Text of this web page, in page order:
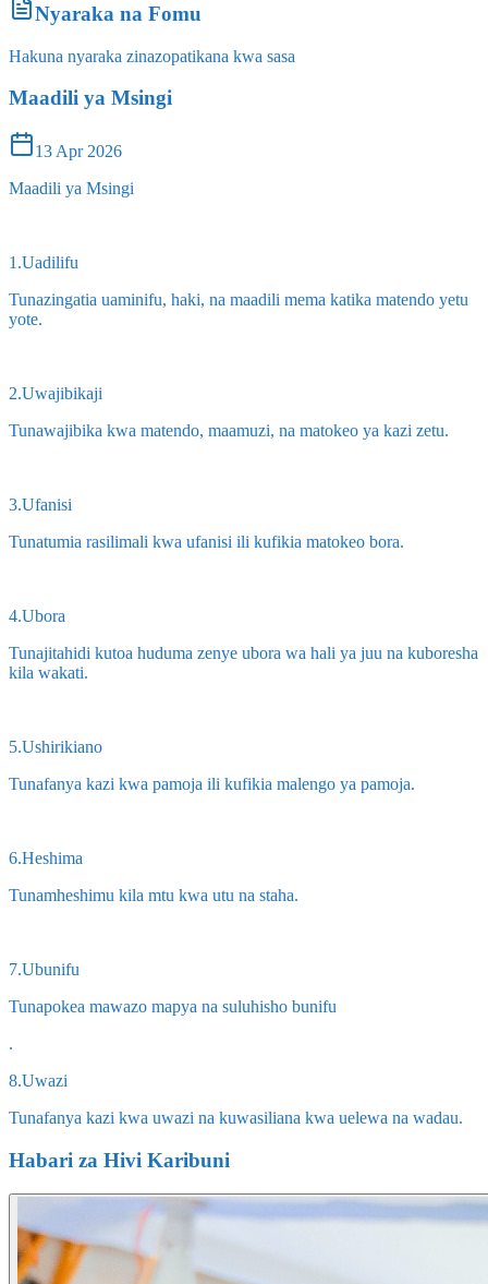
Nyaraka na Fomu
Hakuna nyaraka zinazopatikana kwa sasa
Maadili ya Msingi
13 Apr 2026
Maadili ya Msingi
1.Uadilifu
Tunazingatia uaminifu, haki, na maadili mema katika matendo yetu
yote.
2.Uwajibikaji
Tunawajibika kwa matendo, maamuzi, na matokeo ya kazi zetu.
3.Ufanisi
Tunatumia rasilimali kwa ufanisi ili kufikia matokeo bora.
4.Ubora
Tunajitahidi kutoa huduma zenye ubora wa hali ya juu na kuboresha
kila wakati.
5.Ushirikiano
Tunafanya kazi kwa pamoja ili kufikia malengo ya pamoja.
6.Heshima
Tunamheshimu kila mtu kwa utu na staha.
7.Ubunifu
Tunapokea mawazo mapya na suluhisho bunifu
.
8.Uwazi
Tunafanya kazi kwa uwazi na kuwasiliana kwa uelewa na wadau.
Habari za Hivi Karibuni